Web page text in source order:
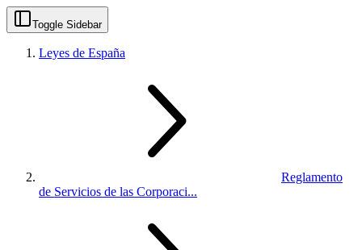
Toggle Sidebar
Leyes de España
Reglamento
de Servicios de las Corporaci...